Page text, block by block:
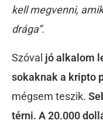
kell megvenni,
drága”.
Szóval jó alkalom
sokaknak a kripto
mégsem teszik.
térni. A 20.000